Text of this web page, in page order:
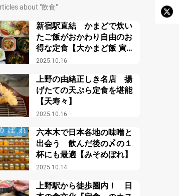
about "飲食"
2025.10.16
新宿駅直結 かまどで炊い
たご飯がおかわり自由のお
得な定食【大かまど飯 寅福
ルミネ新宿店】
2025.10.16
上野の由緒正しき名店 揚
げたての天ぷら定食を堪能
【天寿々】
2025.10.14
六本木で日本各地の味噌と
出会う 飲んだ後の〆の１
杯にも最適【みそめぼれ】
上野駅から徒歩圏内！ 日